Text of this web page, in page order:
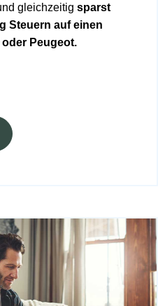
gleichzeitig sparst
Steuern auf einen
oder Peugeot.